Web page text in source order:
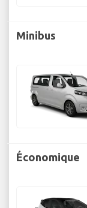
Minibus
Économique